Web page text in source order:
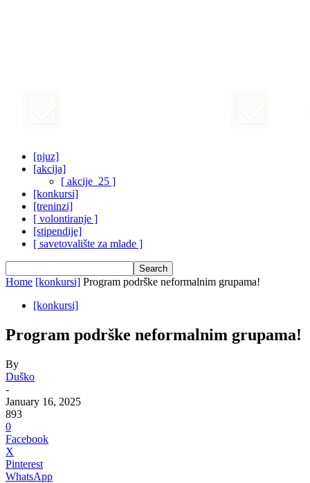
[njuz]
[akcija]
[ akcije_25 ]
[konkursi]
[treninzi]
[ volontiranje ]
[stipendije]
[ savetovalište za mlade ]
Home [konkursi] Program podrške neformalnim grupama!
[konkursi]
Program podrške neformalnim grupama!
By
Duško
-
January 16, 2025
893
0
Facebook
X
Pinterest
WhatsApp